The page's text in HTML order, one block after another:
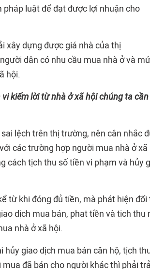
luật để đạt được lợi nhuận cho
xây dựng được giá nhà của thị
dân có nhu cầu mua nhà ở và
hội.
kiếm lời từ nhà ở xã hội chúng ta
lệch trên thị trường, nên cân nhắc
các trường hợp người mua nhà ở
cách tịch thu số tiền vi phạm và hủy
từ khi đóng đủ tiền, mà phát hiện
dịch mua bán, phạt tiền và tịch thu
nhà ở xã hội.
hủy giao dịch mua bán căn hộ, tịch
đã bán cho người khác thì phải